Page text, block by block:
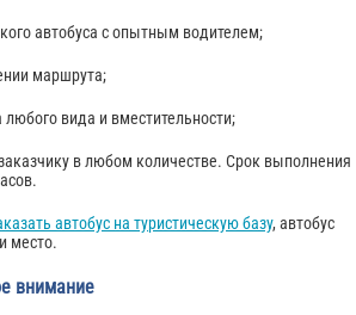
автобуса с опытным водителем;
маршрута;
любого вида и вместительности;
в любом количестве. Срок выполнения
автобус на туристическую базу, автобус
место.
внимание